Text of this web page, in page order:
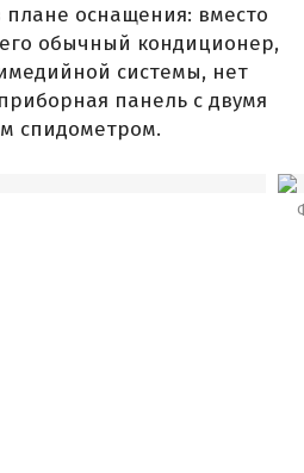
плане оснащения: вместо
обычный кондиционер,
системы, нет
панель с двумя
спидометром.